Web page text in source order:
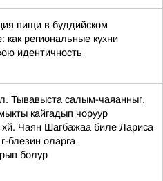
пищи в буддийском
как региональные кухни
идентичность
Тывавыста салым-чаяанныг,
кайгадып чоруур
хй. Чаян Шагбажаа биле Лариса
блезин оларга
болур